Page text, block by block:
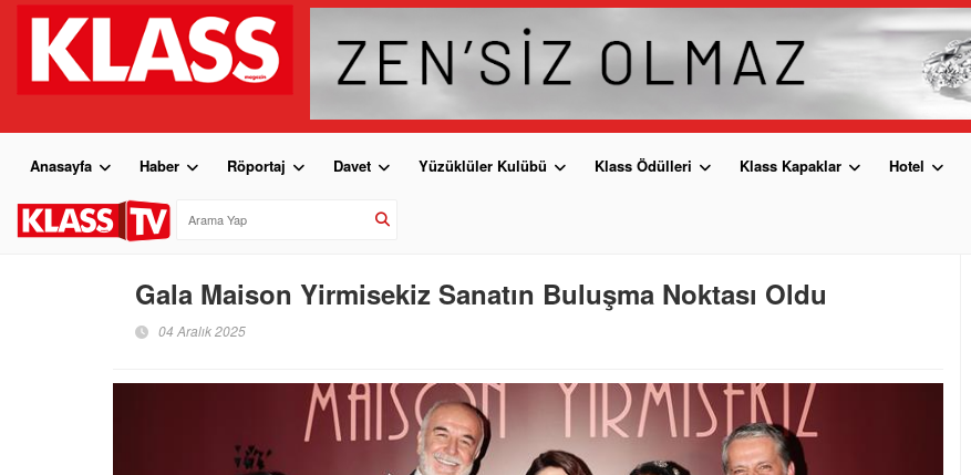
Anasayfa Haber Röportaj Davet Yüzüklüler Kulübü Klass Ödülleri Klass Kapaklar Hotel
Gala Maison Yirmisekiz Sanatın Buluşma Noktası Oldu
04 Aralık 2025